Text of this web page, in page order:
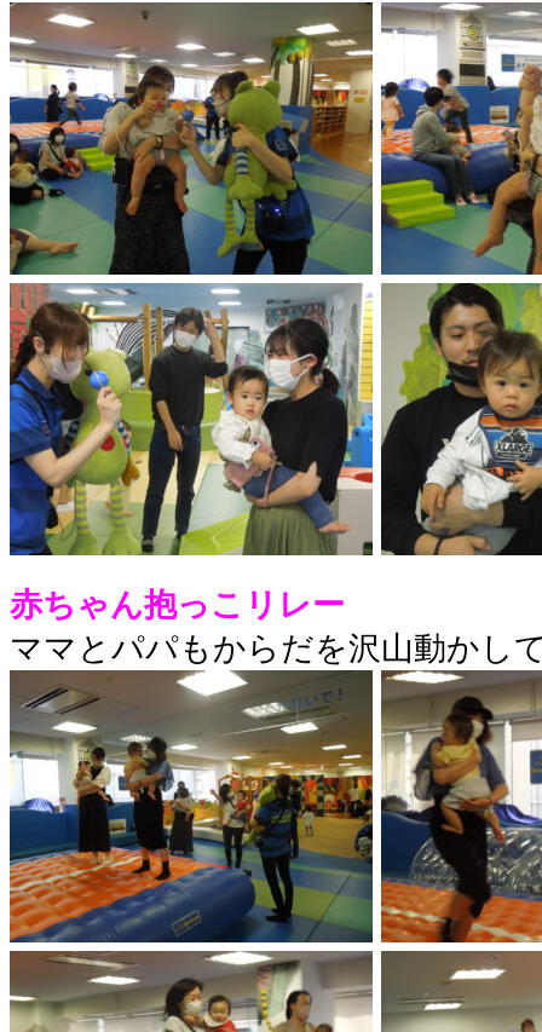
赤ちゃん抱っこリレー
ママとパパもからだを沢山動かし